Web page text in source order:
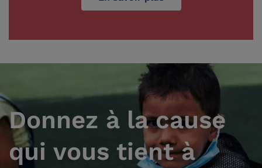
Donnez à la cause
qui vous tient à